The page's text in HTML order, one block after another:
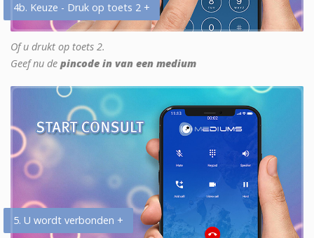
4b. Keuze - Druk op toets 2 +
Of u drukt op toets 2.
Geef nu de pincode in van een medium
5. U wordt verbonden +